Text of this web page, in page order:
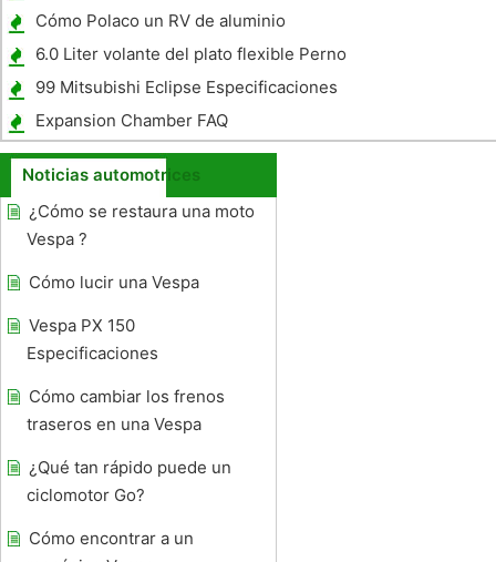
Cómo Polaco un RV de aluminio
6.0 Liter volante del plato flexible Perno
Torque Especificaciones
99 Mitsubishi Eclipse Especificaciones
Expansion Chamber FAQ
Noticias automotrices
¿Cómo se restaura una moto
Vespa ?
Cómo lucir una Vespa
Vespa PX 150
Especificaciones
Cómo cambiar los frenos
traseros en una Vespa
¿Qué tan rápido puede un
ciclomotor Go?
Cómo encontrar a un